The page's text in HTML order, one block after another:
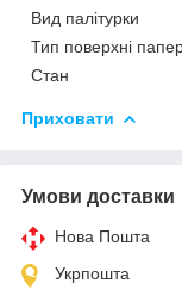
Вид палітурки
Тип поверхні
Стан
Приховати
Умови доставки
Нова Пошта
Укрпошта